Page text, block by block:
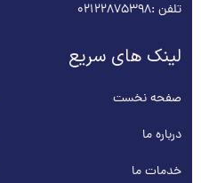
تلفن :02122875398
لینک های سریع
صفحه نخست
درباره ما
خدمات ما